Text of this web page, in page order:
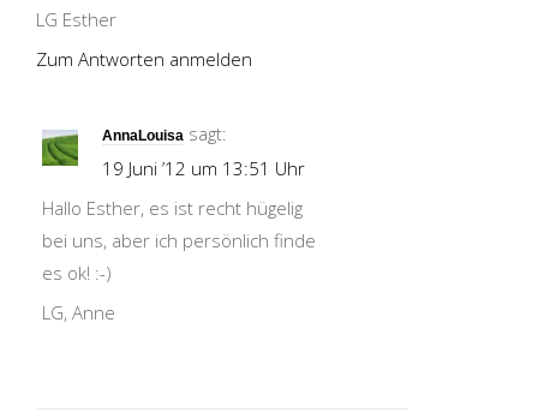
LG Esther
Zum Antworten anmelden
AnnaLouisa sagt:
19 Juni ’12 um 13:51 Uhr
Hallo Esther, es ist recht hügelig
bei uns, aber ich persönlich finde
es ok! :-)
LG, Anne